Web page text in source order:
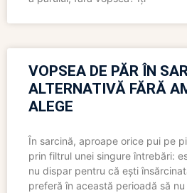
VOPSEA DE PĂR ÎN
ALTERNATIVĂ FĂRĂ
ALEGE
În sarcină, aproape orice pui pe
prin filtrul unei singure întrebări:
nu dispar pentru că ești
preferă în această perioadă să